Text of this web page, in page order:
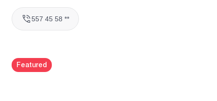
557 45 58 **
Featured